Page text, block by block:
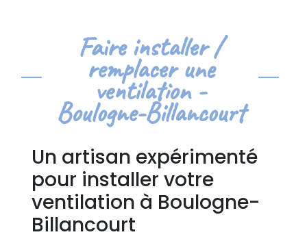
Faire installer /
remplacer une
ventilation -
Boulogne-Billancourt
Un artisan expérimenté
pour installer votre
ventilation à Boulogne-
Billancourt